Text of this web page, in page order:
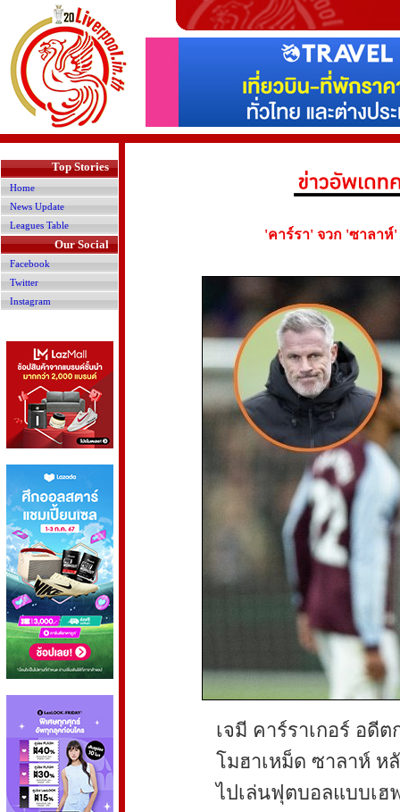
Top Stories
Home
News Update
Leagues Table
Our Social
Facebook
Twitter
Instagram
'คาร์รา' จวก 'ซาลาห์
เจมี คาร์ราเกอร์ อดี
โมฮาเหม็ด ซาลาห์ ห
ไปเล่นฟุตบอลแบบเฮ